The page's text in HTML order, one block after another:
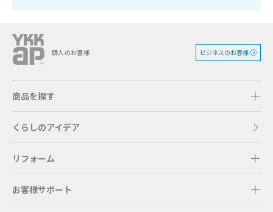
個人のお客様 ビジネスのお客様
商品を探す
くらしのアイデア
リフォーム
お客様サポート